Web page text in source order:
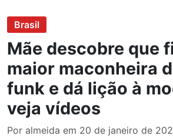
Brasil
Mãe descobre que
maior maconheira
funk e dá lição à
veja vídeos
Por almeida em 20 de janeiro de